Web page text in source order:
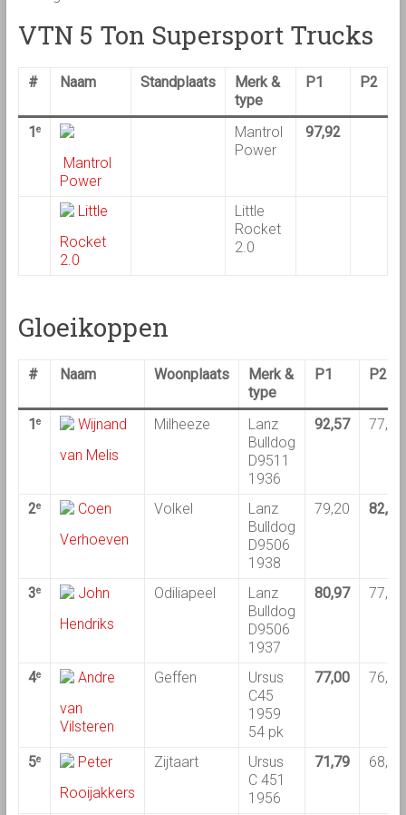
VTN 5 Ton Supersport Trucks
# Naam Standplaats
Merk &
type
P1 P2
1 e
Mantrol
Power
Mantrol
Power
97,92
Little
Rocket
2.0
Little
Rocket
2.0
Gloeikoppen
# Naam Woonplaats
Merk &
type
P1 P2
1 e
Wijnand
van Melis
Milheeze
Lanz
Bulldog
D9511
1936
92,57 77,41
2e
Coen
Verhoeven
Volkel
Lanz
Bulldog
D9506
1938
79,20 82,12
3e
John
Hendriks
Odiliapeel
Lanz
Bulldog
D9506
1937
80,97 77,57
4e
Andre
van
Vilsteren
Geffen
Ursus
C45
1959
54 pk
77,00 76,35
5e
Peter
Rooijakkers
Zijtaart
Ursus
C 451
1956
71,79 68,95